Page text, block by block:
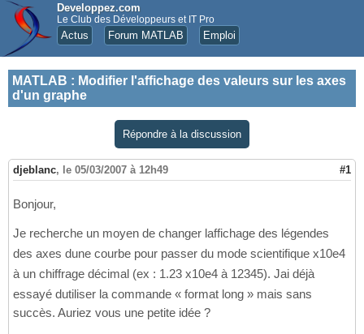
Developpez.com
Le Club des Développeurs et IT Pro
Actus Forum MATLAB Emploi
MATLAB : Modifier l'affichage des valeurs sur les axes
d'un graphe
Répondre à la discussion
djeblanc, le 05/03/2007 à 12h49 #1
Bonjour,
Je recherche un moyen de changer laffichage des légendes
des axes dune courbe pour passer du mode scientifique x10e4
à un chiffrage décimal (ex : 1.23 x10e4 à 12345). Jai déjà
essayé dutiliser la commande « format long » mais sans
succès. Auriez vous une petite idée ?